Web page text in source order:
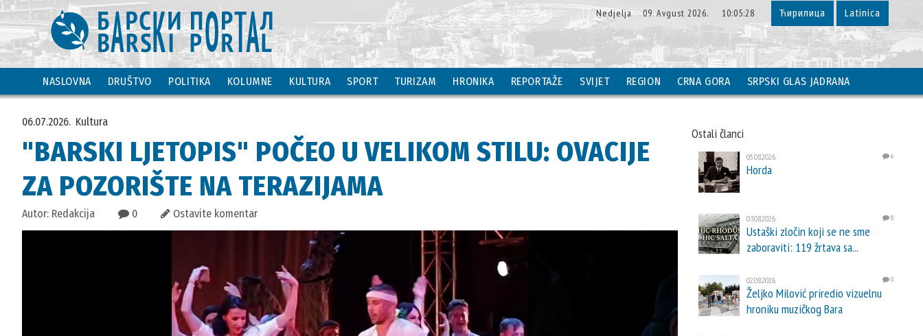
Nedjelja 09. Avgust 2026. 10:05:29 Ћирилица Latinica
NASLOVNA DRUŠTVO POLITIKA KOLUMNE KULTURA SPORT TURIZAM HRONIKA REPORTAŽE SVIJET REGION CRNA GORA SRPSKI GLAS JADRANA
06.07.2026. Kultura
"BARSKI LJETOPIS" POČEO U VELIKOM STILU: OVACIJE
ZA POZORIŠTE NA TERAZIJAMA
Autor: Redakcija 0 Ostavite komentar
Ostali članci
05.08.2026. 6
Horda
03.08.2026. 8
Ustaški zločin koji se ne sme
zaboraviti: 119 žrtava sa...
02.08.2026. 0
Željko Milović priredio vizuelnu
hroniku muzičkog Bara